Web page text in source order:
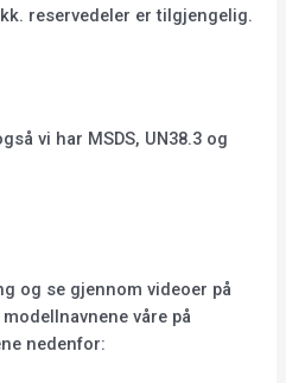
reservedeler er tilgjengelig.
vi har MSDS, UN38.3 og
og se gjennom videoer på
våre på
nedenfor: